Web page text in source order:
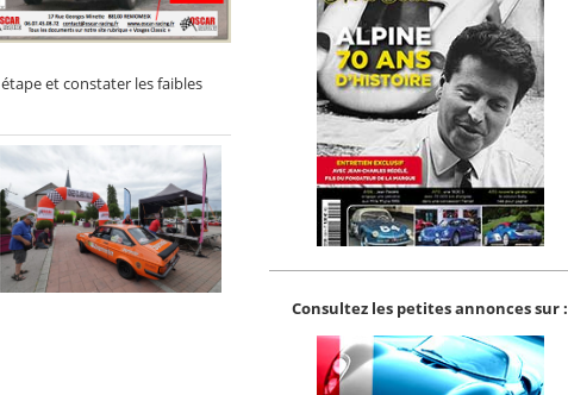
et constater les faibles
Consultez les petites annonces sur :